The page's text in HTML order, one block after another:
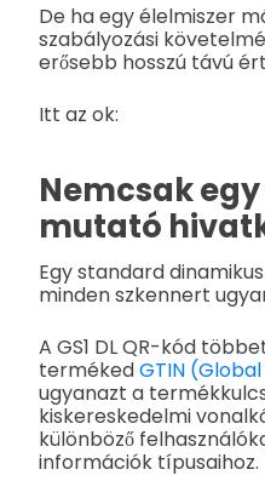
De ha egy élelmiszer
szabályozási
erősebb hosszú távú
Itt az ok:
Nemcsak
mutató
Egy standard
minden szkennert
A GS1 DL QR-kód
termékedGTIN
ugyanazt a
kiskereskedelmi
különböző
információk típusaihoz.